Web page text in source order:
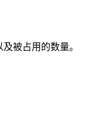
被占用的数量。